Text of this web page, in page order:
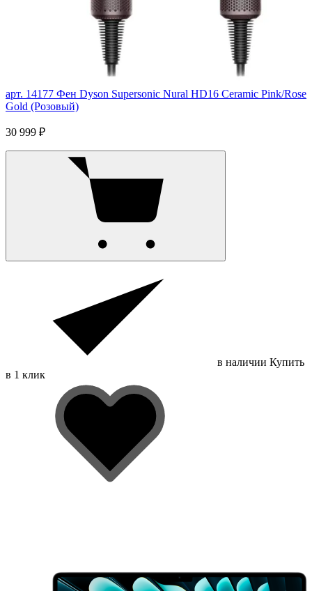
арт. 14177 Фен Dyson Supersonic Nural HD16 Ceramic Pink/Rose
Gold (Розовый)
30 999 ₽
в наличии Купить
в 1 клик